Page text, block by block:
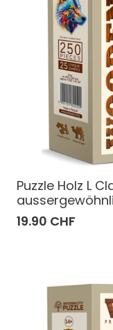
Puzzle Holz L
19.90 CHF